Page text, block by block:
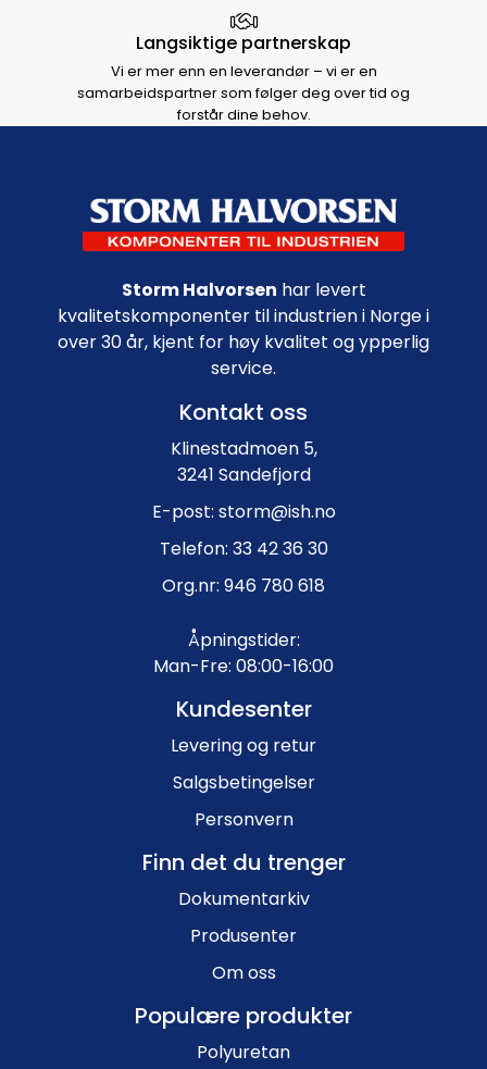
Langsiktige partnerskap
Vi er mer enn en leverandør – vi er en
samarbeidspartner som følger deg over tid og
forstår dine behov.
Footer navigation
Storm Halvorsen har levert
kvalitetskomponenter til industrien i Norge i
over 30 år, kjent for høy kvalitet og ypperlig
service.
Kontakt oss
Klinestadmoen 5,
3241 Sandefjord
E-post: storm@ish.no
Telefon: 33 42 36 30
Org.nr: 946 780 618
Åpningstider:
Man-Fre: 08:00-16:00
Kundesenter
Levering og retur
Salgsbetingelser
Personvern
Finn det du trenger
Dokumentarkiv
Produsenter
Om oss
Populære produkter
Polyuretan